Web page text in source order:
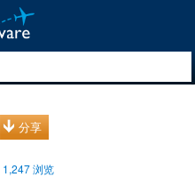
分享
1,247浏览